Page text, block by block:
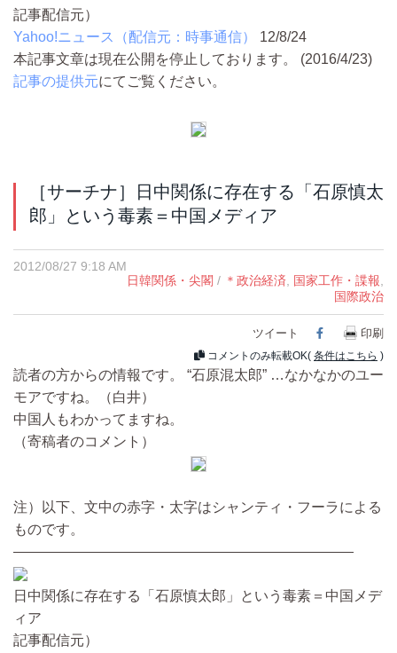
記事配信元）
Yahoo!ニュース（配信元：時事通信）
12/8/24
本記事文章は現在公開を停止しております。 (2016/4/23)
記事の提供元にてご覧ください。
［サーチナ］日中関係に存在する「石原慎太
郎」という毒素＝中国メディア
2012/08/27 9:18 AM
日韓関係・尖閣 / ＊政治経済 国家工作・諜報
国際政治
ツイート Facebook
印刷
コメントのみ転載OK( 条件はこちら )
読者の方からの情報です。 “石原混太郎” …なかなかのユー
モアですね。（白井）
中国人もわかってますね。
（寄稿者のコメント）
注）以下、文中の赤字・太字はシャンティ・フーラによる
ものです。
————————————————————————
日中関係に存在する「石原慎太郎」という毒素＝中国メデ
ィア
記事配信元）